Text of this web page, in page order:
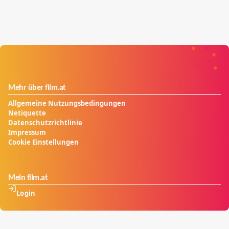
Mehr über film.at
Allgemeine Nutzungsbedingungen
Netiquette
Datenschutzrichtlinie
Impressum
Cookie Einstellungen
Mein film.at
Login